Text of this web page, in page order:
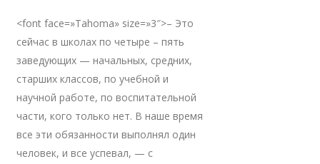
<font face=»Tahoma» size=»3″>– Это
сейчас в школах по четыре – пять
заведующих — начальных, средних,
старших классов, по учебной и
научной работе, по воспитательной
части, кого только нет. В наше время
все эти обязанности выполнял один
человек, и все успевал, — с